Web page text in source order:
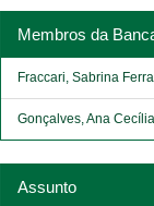
Membros da
Fraccari, Sabrina
Gonçalves, Ana
Assunto